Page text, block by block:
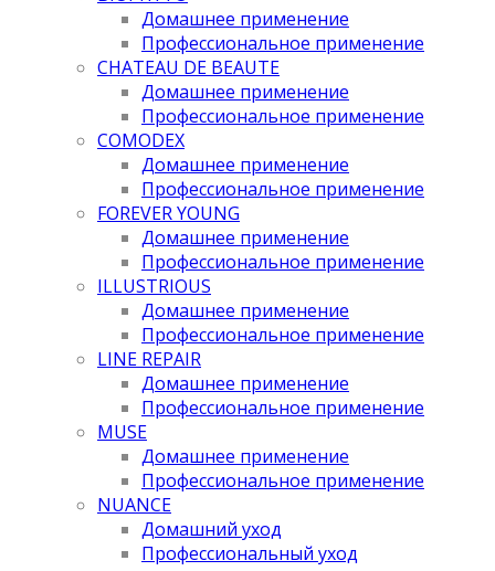
Домашнее применение
Профессиональное применение
CHATEAU DE BEAUTE
Домашнее применение
Профессиональное применение
COMODEX
Домашнее применение
Профессиональное применение
FOREVER YOUNG
Домашнее применение
Профессиональное применение
ILLUSTRIOUS
Домашнее применение
Профессиональное применение
LINE REPAIR
Домашнее применение
Профессиональное применение
MUSE
Домашнее применение
Профессиональное применение
NUANCE
Домашний уход
Профессиональный уход